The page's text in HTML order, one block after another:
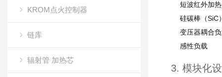
KROM点火控制器
链库
辐射管 加热芯
短波红外加
硅碳棒（SiC
变压器耦合
感性负载
3. 模块化